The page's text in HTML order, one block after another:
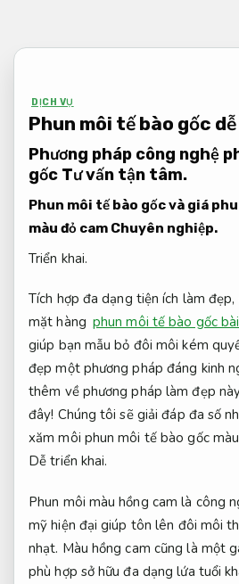
nội
DỊCH VỤ
Phun môi tế bào gốc
Phương pháp công nghệ
gốc Tư vấn tận tâm.
Phun môi tế bào gốc và giá
màu đỏ cam Chuyên nghiệp.
Triển khai.
Tích hợp đa dạng tiện ích làm
mặt hàng phun môi tế bào gốc
giúp bạn mẫu bỏ đôi môi kém
đẹp một phương pháp đáng kinh
thêm về phương pháp làm đẹp
đây! Chúng tôi sẽ giải đáp đa số
xăm môi phun môi tế bào gốc
Dễ triển khai.
Phun môi màu hồng cam là công
mỹ hiện đại giúp tôn lên đôi môi
nhạt. Màu hồng cam cũng là một
phù hợp sở hữu đa dạng lứa tuổi